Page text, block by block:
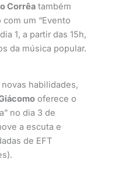
Corrêa também
um “Evento
1, a partir das 15h,
da música popular.
habilidades,
oferece o
no dia 3 de
a escuta e
de EFT